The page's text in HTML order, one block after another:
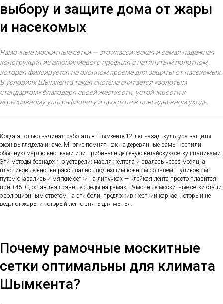
выбору и защите дома от жары
и насекомых
Рамочные москитные сетки — это классическая и самая надежная
конструкция из алюминиевого профиля с натянутым полотном,
которая фиксируется на оконном проеме для защиты от насекомых.
В условиях Шымкента такая система считается «золотым
стандартом» благодаря своей жесткости, устойчивости к
агрессивному ультрафиолету и простоте в повседневном уходе.
Когда я только начинал работать в Шымкенте 12 лет назад, культура защиты
окон выглядела иначе. Многие помнят, как на деревянные рамы крепили
обычную марлю кнопками или прибивали дешевую китайскую сетку штапиками.
Эти методы безнадежно устарели: марля желтела и рвалась через месяц, а
пластиковые кнопки рассыпались под нашим южным солнцем. Тупиковым
путем оказались и мягкие сетки на липучках — клейкая лента просто плавится
при +45°C, оставляя грязные следы на рамах. Рамочные москитные сетки стали
эволюционным ответом на эти боли, предложив жесткий каркас, который не
ведет от жары и который легко снять для мытья.
Почему рамочные москитные
сетки оптимальны для климата
Шымкента?